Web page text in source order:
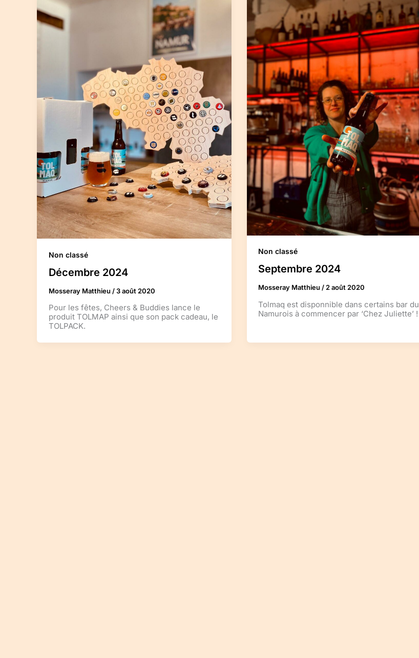
Non classé
Décembre 2024
Mosseray Matthieu /3 août 2020
Pour les fêtes, Cheers & Buddies lance le
produit TOLMAP ainsi que son pack cadeau, le
TOLPACK.
Non classé
Septembre 2024
Mosseray Matthieu / 2 août 2020
Tolmaq est disponnible dans certains bar du
Namurois à commencer par ‘Chez Juliette’ !